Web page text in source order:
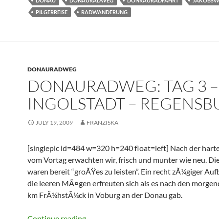
PILGERREISE
RADWANDERUNG
DONAURADWEG
DONAURADWEG: TAG 3 –
INGOLSTADT –
JULY 19, 2009 FRANZISKA
[singlepic id=484 w=320 h=240 float=left] Nach der
vom Vortag erwachten wir, frisch und munter wie neu.
waren bereit “groÃŸes zu leisten”. Ein recht zÃ¼giger
die leeren MÃ¤gen erfreuten sich als es nach den
km FrÃ¼hstÃ¼ck in Voburg an der Donau gab.